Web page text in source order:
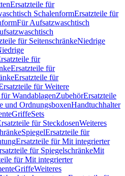
Ersatzteile für
SchalenformErsatzteile für
Für Aufsatzwaschtisch
für SeitenschränkeNiedrige
für
Ersatzteile für
Ersatzteile für
für Weitere
WandablagenZubehörErsatzteile
und OrdnungsboxenHandtuchhalter
GriffeSets
für SteckdosenWeiteres
SpiegelErsatzteile für
Ersatzteile für Mit integrierter
für SpiegelschränkeMit
für Mit integrierter
GriffeWeiteres